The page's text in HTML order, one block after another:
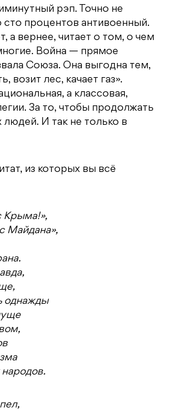
рэп. Точно не
сто процентов антивоенный.
а вернее, читает о том, о чем
Война — прямое
Союза. Она выгодна тем,
возит лес, качает газ».
а классовая,
За то, чтобы продолжать
людей. И так не только в
из которых вы всё
Крыма!»,
Майдана»,
однажды